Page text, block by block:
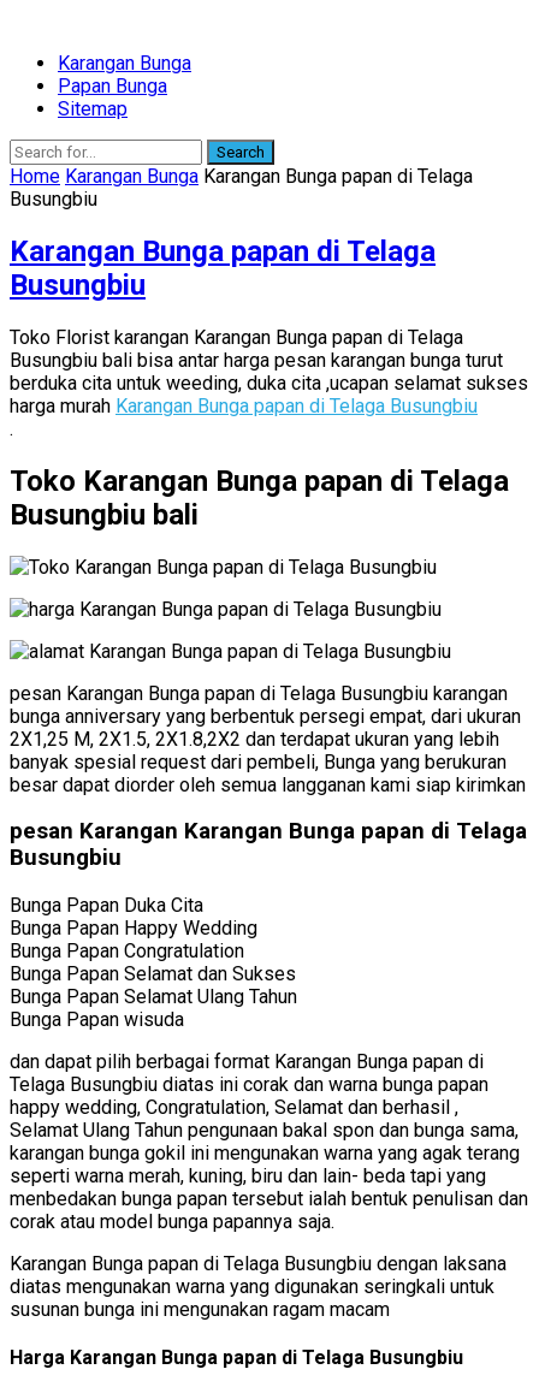
Karangan Bunga
Papan Bunga
Sitemap
Search
Home Karangan Bunga Karangan Bunga papan di Telaga
Busungbiu
Karangan Bunga papan di Telaga
Busungbiu
Toko Florist karangan Karangan Bunga papan di Telaga
Busungbiu bali bisa antar harga pesan karangan bunga turut
berduka cita untuk weeding, duka cita ,ucapan selamat sukses
harga murah Karangan Bunga papan di Telaga Busungbiu
.
Toko Karangan Bunga papan di Telaga
Busungbiu bali
pesan Karangan Bunga papan di Telaga Busungbiu karangan
bunga anniversary yang berbentuk persegi empat, dari ukuran
2X1,25 M, 2X1.5, 2X1.8,2X2 dan terdapat ukuran yang lebih
banyak spesial request dari pembeli, Bunga yang berukuran
besar dapat diorder oleh semua langganan kami siap kirimkan
pesan Karangan Karangan Bunga papan di Telaga
Busungbiu
Bunga Papan Duka Cita
Bunga Papan Happy Wedding
Bunga Papan Congratulation
Bunga Papan Selamat dan Sukses
Bunga Papan Selamat Ulang Tahun
Bunga Papan wisuda
dan dapat pilih berbagai format Karangan Bunga papan di
Telaga Busungbiu diatas ini corak dan warna bunga papan
happy wedding, Congratulation, Selamat dan berhasil ,
Selamat Ulang Tahun pengunaan bakal spon dan bunga sama,
karangan bunga gokil ini mengunakan warna yang agak terang
seperti warna merah, kuning, biru dan lain- beda tapi yang
menbedakan bunga papan tersebut ialah bentuk penulisan dan
corak atau model bunga papannya saja.
Karangan Bunga papan di Telaga Busungbiu dengan laksana
diatas mengunakan warna yang digunakan seringkali untuk
susunan bunga ini mengunakan ragam macam
Harga Karangan Bunga papan di Telaga Busungbiu